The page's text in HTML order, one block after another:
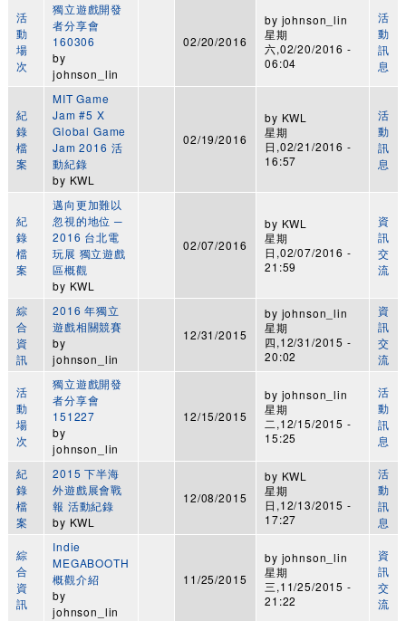
活
動
場
次
獨立遊戲開發
者分享會
160306
by
johnson_lin
02/20/2016
by johnson_lin
星期
六,02/20/2016 -
06:04
活
動
訊
息
紀
錄
檔
案
MIT Game
Jam #5 X
Global Game
Jam 2016 活
動紀錄
by KWL
02/19/2016
by KWL
星期
日,02/21/2016 -
16:57
活
動
訊
息
紀
錄
檔
案
邁向更加難以
忽視的地位 ─
2016 台北電
玩展 獨立遊戲
區概觀
by KWL
02/07/2016
by KWL
星期
日,02/07/2016 -
21:59
資
訊
交
流
綜
合
資
訊
2016 年獨立
遊戲相關競賽
by
johnson_lin
12/31/2015
by johnson_lin
星期
四,12/31/2015 -
20:02
資
訊
交
流
活
動
場
次
獨立遊戲開發
者分享會
151227
by
johnson_lin
12/15/2015
by johnson_lin
星期
二,12/15/2015 -
15:25
活
動
訊
息
紀
錄
檔
案
2015 下半海
外遊戲展會戰
報 活動紀錄
by KWL
12/08/2015
by KWL
星期
日,12/13/2015 -
17:27
活
動
訊
息
綜
合
資
訊
Indie
MEGABOOTH
概觀介紹
by
johnson_lin
11/25/2015
by johnson_lin
星期
三,11/25/2015 -
21:22
資
訊
交
流